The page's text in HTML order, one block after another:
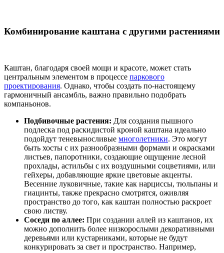
Комбинирование каштана с другими растениями
Каштан, благодаря своей мощи и красоте, может стать
центральным элементом в процессе паркового
проектирования. Однако, чтобы создать по-настоящему
гармоничный ансамбль, важно правильно подобрать
компаньонов.
Подбивочные растения: Для создания пышного
подлеска под раскидистой кроной каштана идеально
подойдут теневыносливые многолетники. Это могут
быть хосты с их разнообразными формами и окрасками
листьев, папоротники, создающие ощущение лесной
прохлады, астильбы с их воздушными соцветиями, или
гейхеры, добавляющие яркие цветовые акценты.
Весенние луковичные, такие как нарциссы, тюльпаны и
гиацинты, также прекрасно смотрятся, оживляя
пространство до того, как каштан полностью раскроет
свою листву.
Соседи по аллее: При создании аллей из каштанов, их
можно дополнить более низкорослыми декоративными
деревьями или кустарниками, которые не будут
конкурировать за свет и пространство. Например,